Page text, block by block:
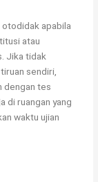
otodidak apabila
atau
Jika tidak
sendiri,
dengan tes
di ruangan yang
waktu ujian